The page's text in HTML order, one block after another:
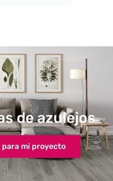
de azulejos
mi proyecto